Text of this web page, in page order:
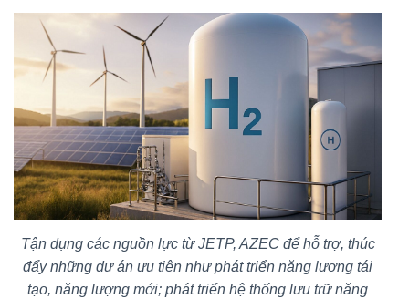
Tận dụng các nguồn lực từ JETP, AZEC để hỗ trợ, thúc
đẩy những dự án ưu tiên như phát triển năng lượng tái
tạo, năng lượng mới; phát triển hệ thống lưu trữ năng